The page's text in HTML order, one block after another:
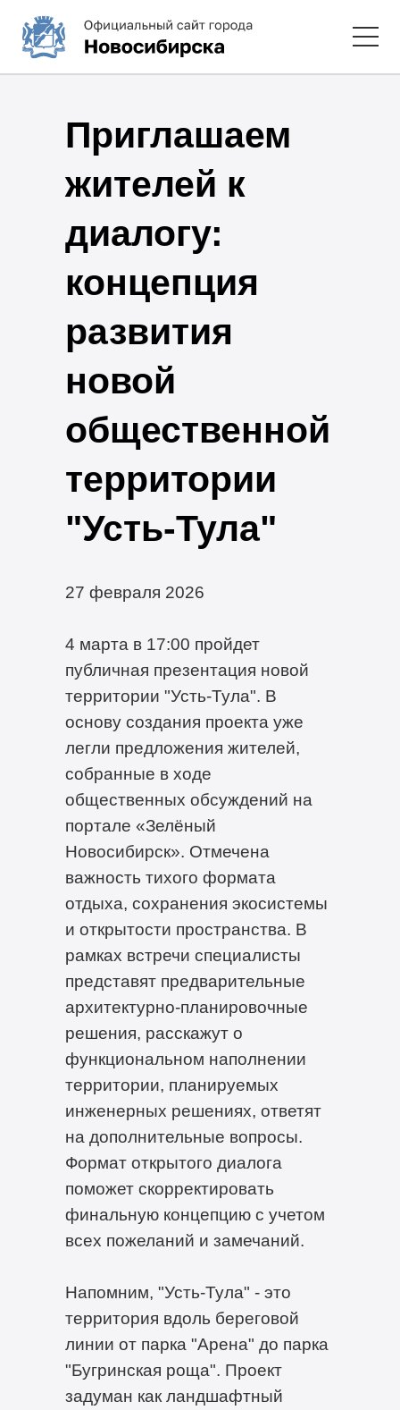
Приглашаем
жителей к
диалогу:
концепция
развития
новой
общественной
территории
"Усть-Тула"
27 февраля 2026
4 марта в 17:00 пройдет
публичная презентация новой
территории "Усть-Тула". В
основу создания проекта уже
легли предложения жителей,
собранные в ходе
общественных обсуждений на
портале «Зелёный
Новосибирск». Отмечена
важность тихого формата
отдыха, сохранения экосистемы
и открытости пространства. В
рамках встречи специалисты
представят предварительные
архитектурно-планировочные
решения, расскажут о
функциональном наполнении
территории, планируемых
инженерных решениях, ответят
на дополнительные вопросы.
Формат открытого диалога
поможет скорректировать
финальную концепцию с учетом
всех пожеланий и замечаний.
Напомним, "Усть-Тула" - это
территория вдоль береговой
линии от парка "Арена" до парка
"Бугринская роща". Проект
задуман как ландшафтный